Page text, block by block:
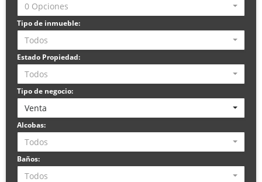
0 Opciones
Tipo de inmueble:
Todos
Estado Propiedad:
Todos
Tipo de negocio:
Venta
Alcobas:
Todos
Baños:
Todos